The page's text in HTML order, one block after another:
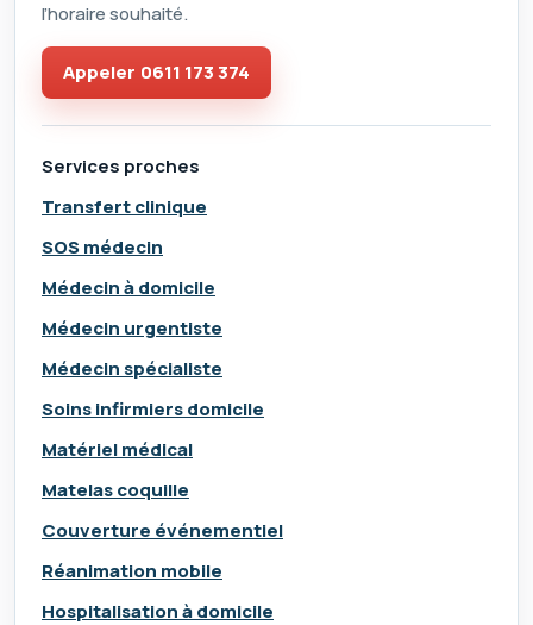
l’horaire souhaité.
Appeler 0611 173 374
Services proches
Transfert clinique
SOS médecin
Médecin à domicile
Médecin urgentiste
Médecin spécialiste
Soins infirmiers domicile
Matériel médical
Matelas coquille
Couverture événementiel
Réanimation mobile
Hospitalisation à domicile